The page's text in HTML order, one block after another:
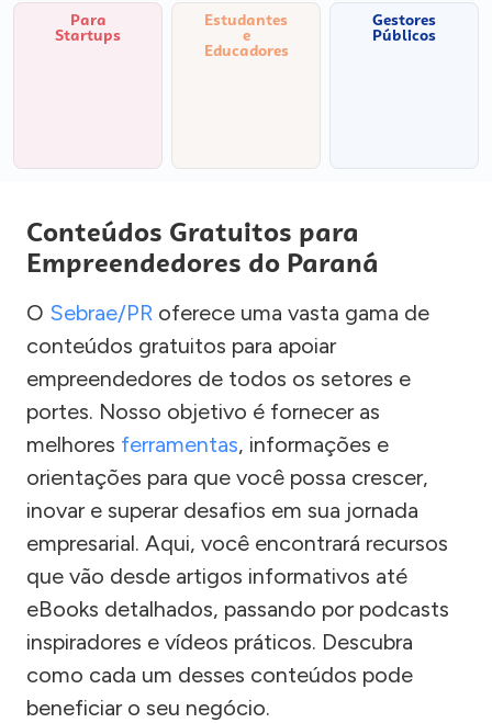
Para
Startups
Estudantes
e
Educadores
Gestores
Públicos
Conteúdos Gratuitos para
Empreendedores do Paraná
O Sebrae/PR oferece uma vasta gama de
conteúdos gratuitos para apoiar
empreendedores de todos os setores e
portes. Nosso objetivo é fornecer as
melhores ferramentas, informações e
orientações para que você possa crescer,
inovar e superar desafios em sua jornada
empresarial. Aqui, você encontrará recursos
que vão desde artigos informativos até
eBooks detalhados, passando por podcasts
inspiradores e vídeos práticos. Descubra
como cada um desses conteúdos pode
beneficiar o seu negócio.